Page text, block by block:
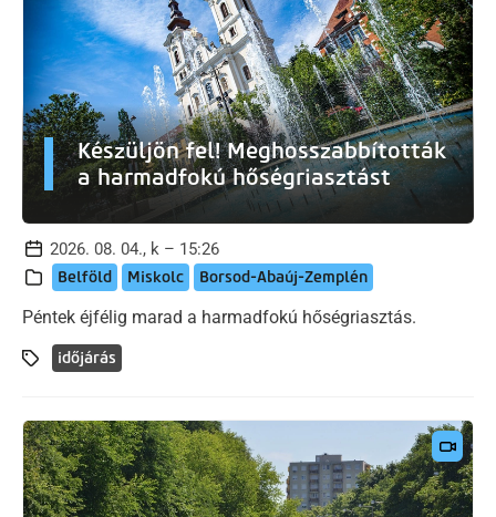
Készüljön fel! Meghosszabbították
a harmadfokú hőségriasztást
2026. 08. 04., k – 15:26
Belföld Miskolc Borsod-Abaúj-Zemplén
Péntek éjfélig marad a harmadfokú hőségriasztás.
időjárás